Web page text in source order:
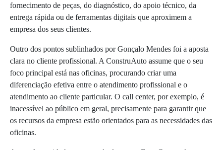
fornecimento de peças, do diagnóstico, do apoio técnico, da
entrega rápida ou de ferramentas digitais que aproximem a
empresa dos seus clientes.
Outro dos pontos sublinhados por Gonçalo Mendes foi a aposta
clara no cliente profissional. A ConstruAuto assume que o seu
foco principal está nas oficinas, procurando criar uma
diferenciação efetiva entre o atendimento profissional e o
atendimento ao cliente particular. O call center, por exemplo, é
inacessível ao público em geral, precisamente para garantir que
os recursos da empresa estão orientados para as necessidades das
oficinas.